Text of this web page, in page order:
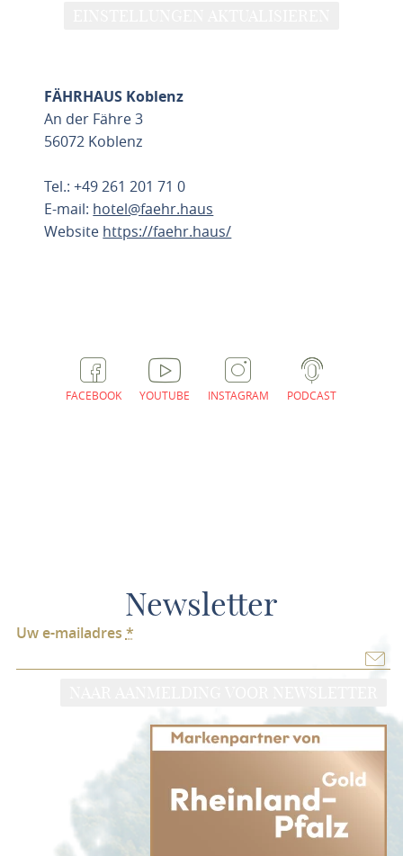
FÄHRHAUS Koblenz
An der Fähre 3
56072 Koblenz
Tel.: +49 261 201 71 0
E-mail: hotel@faehr.haus
Website https://faehr.haus/
FACEBOOK YOUTUBE INSTAGRAM PODCAST
Newsletter
Uw e-mailadres *